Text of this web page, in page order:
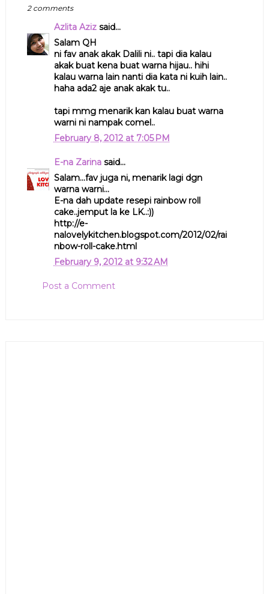
2 comments
Azlita Azizsaid...
Salam QH
ni fav anak akak Dalili ni.. tapi dia kalau
akak buat kena buat warna hijau.. hihi
kalau warna lain nanti dia kata ni kuih lain..
haha ada2 aje anak akak tu..
tapi mmg menarik kan kalau buat warna
warni ni nampak comel..
February 8, 2012 at 7:05 PM
E-na Zarinasaid...
Salam...fav juga ni, menarik lagi dgn
warna warni...
E-na dah update resepi rainbow roll
cake..jemput la ke LK..:))
http://e-
nalovelykitchen.blogspot.com/2012/02/rai
nbow-roll-cake.html
February 9, 2012 at 9:32 AM
Post a Comment